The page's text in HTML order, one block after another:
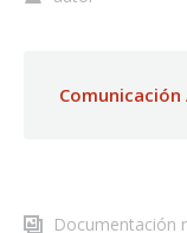
Comunicación
Documentación